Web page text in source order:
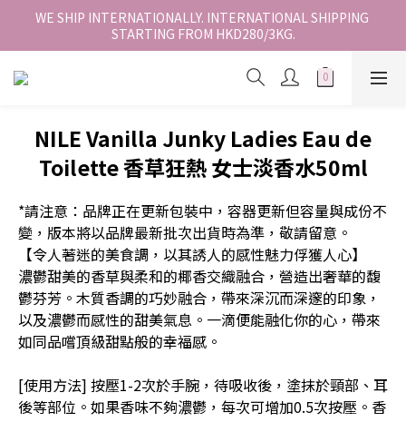
香港地區全店免運。免運費適用於香港順豐站、營業點或智能櫃取
件。
WE SHIP INTERNATIONALLY. INTERNATIONAL SHIPPING
STARTING FROM HKD280/3KG.
香港地區全店免運。免運費適用於香港順豐站、營業點或智能櫃取
NILE Vanilla Junky Ladies Eau de
Toilette 香草狂熱 女士淡香水50ml
*請注意：品牌正在更新包裝中，容器更新但容量與成份不
變，版本將以品牌最新批次出貨時為準，敬請留意。
【令人著迷的美食調，以其誘人的感性魅力俘獲人心】
濃鬱甜美的香草與柔和的椰香交織融合，營造出奢華的馥
鬱芬芳。木質香調的巧妙融合，帶來深沉而深邃的印象，
以及濃鬱而感性的甜美氣息。一滴便能融化你的心，帶來
如同品嚐頂級甜點般的幸福感。
[使用方法] 按壓1-2次於手腕，待吸收後，塗抹於頸部、耳
後等部位。如果香味不夠濃鬱，每次可增加0.5次按壓。香